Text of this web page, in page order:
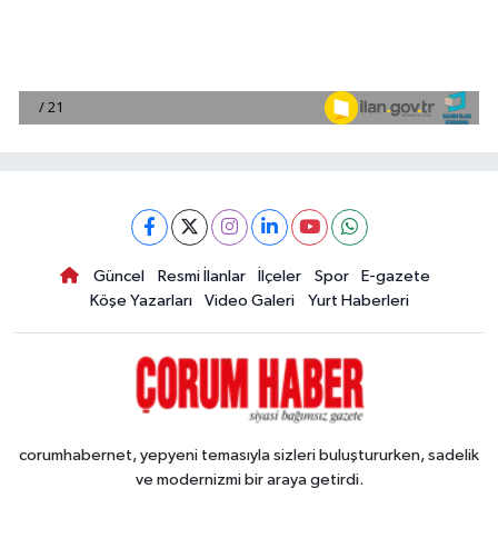
Güncel Resmi İlanlar İlçeler Spor
E-gazete
Köşe Yazarları
Video Galeri Yurt Haberleri
corumhabernet, yepyeni temasıyla sizleri buluştururken, sadelik
ve modernizmi bir araya getirdi.